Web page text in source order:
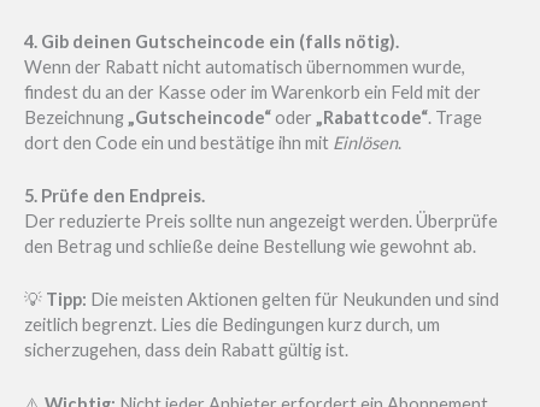
4. Gib deinen Gutscheincode ein (falls nötig).
Wenn der Rabatt nicht automatisch übernommen wurde,
findest du an der Kasse oder im Warenkorb ein Feld mit der
Bezeichnung„Gutscheincode“ oder „Rabattcode“. Trage
dort den Code ein und bestätige ihn mit Einlösen.
5. Prüfe den Endpreis.
Der reduzierte Preis sollte nun angezeigt werden. Überprüfe
den Betrag und schließe deine Bestellung wie gewohnt ab.
💡 Tipp: Die meisten Aktionen gelten für Neukunden und sind
zeitlich begrenzt. Lies die Bedingungen kurz durch, um
sicherzugehen, dass dein Rabatt gültig ist.